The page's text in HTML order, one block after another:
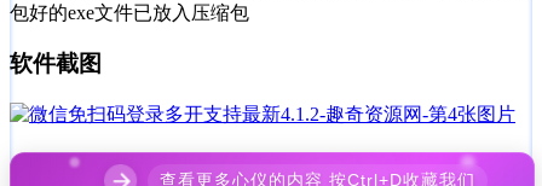
包好的exe文件已放入压缩包
软件截图
查看更多心仪的内容 按Ctrl+D收藏我们